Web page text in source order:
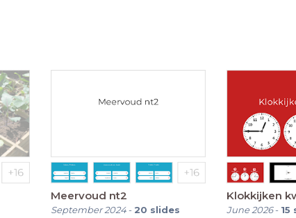
Meervoud nt2
September 2024- 20 slides
Klokkijken
June 2026- 15